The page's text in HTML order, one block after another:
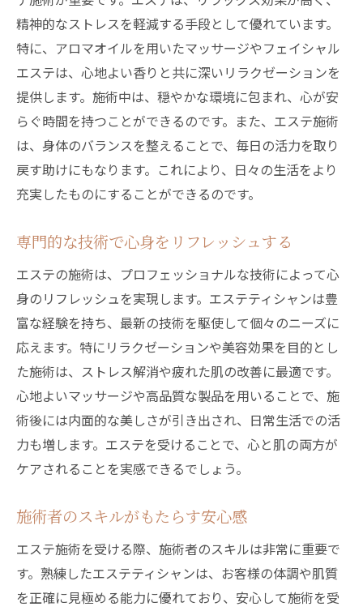
精神的なストレスを軽減する手段として優れています。
特に、アロマオイルを用いたマッサージやフェイシャル
エステは、心地よい香りと共に深いリラクゼーションを
提供します。施術中は、穏やかな環境に包まれ、心が安
らぐ時間を持つことができるのです。また、エステ施術
は、身体のバランスを整えることで、毎日の活力を取り
戻す助けにもなります。これにより、日々の生活をより
充実したものにすることができるのです。
専門的な技術で心身をリフレッシュする
エステの施術は、プロフェッショナルな技術によって心
身のリフレッシュを実現します。エステティシャンは豊
富な経験を持ち、最新の技術を駆使して個々のニーズに
応えます。特にリラクゼーションや美容効果を目的とし
た施術は、ストレス解消や疲れた肌の改善に最適です。
心地よいマッサージや高品質な製品を用いることで、施
術後には内面的な美しさが引き出され、日常生活での活
力も増します。エステを受けることで、心と肌の両方が
ケアされることを実感できるでしょう。
施術者のスキルがもたらす安心感
エステ施術を受ける際、施術者のスキルは非常に重要で
す。熟練したエステティシャンは、お客様の体調や肌質
を正確に見極める能力に優れており、安心して施術を受